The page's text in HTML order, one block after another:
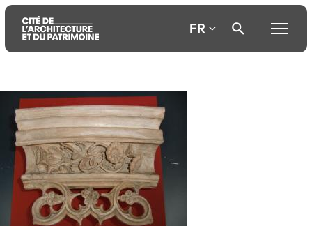
Aller
au
contenu
principal
Aller
au
menu
principal
Aller
recherche
FR